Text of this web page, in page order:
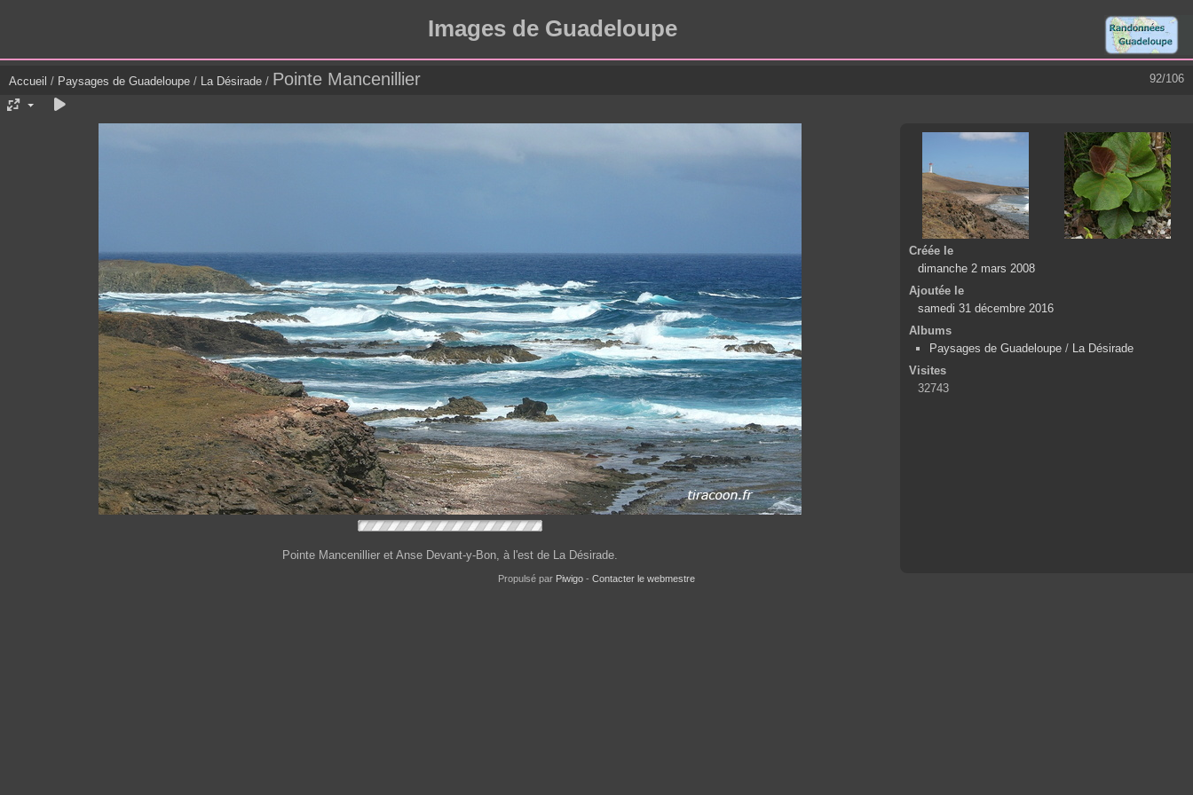
Images de Guadeloupe
92/106
Accueil / Paysages de Guadeloupe / La Désirade / Pointe Mancenillier
Pointe Mancenillier et Anse Devant-y-Bon, à l'est de La Désirade.
Créée le
dimanche 2 mars 2008
Ajoutée le
samedi 31 décembre 2016
Albums
Paysages de Guadeloupe / La Désirade
Visites
32743
Propulsé par Piwigo - Contacter le webmestre